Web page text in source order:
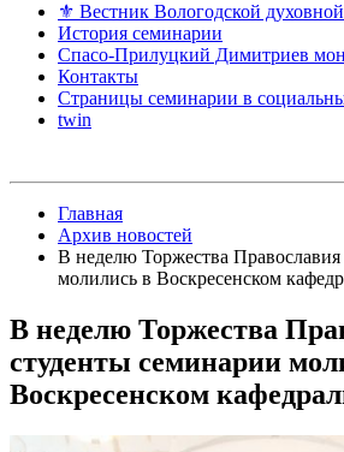
⚜ Вестник Вологодской
История семинарии
Спасо-Прилуцкий Димитриев
Контакты
Страницы семинарии в
twin
Главная
Архив новостей
В неделю Торжества
молились в Воскресенском
В неделю Торжества
студенты семинарии
Воскресенском